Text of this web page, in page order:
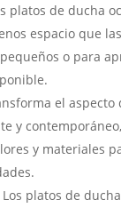
platos de ducha
espacio que
o para
el aspecto
y
y materiales
Los platos de